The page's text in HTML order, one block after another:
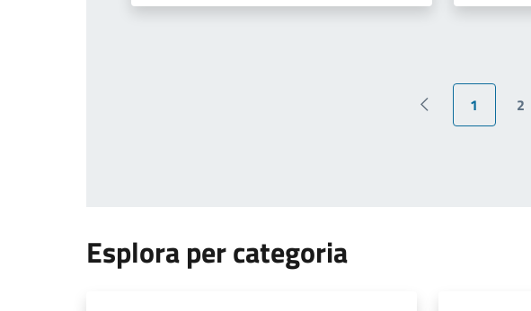
Pagina precedente
1 2
Esplora per categoria